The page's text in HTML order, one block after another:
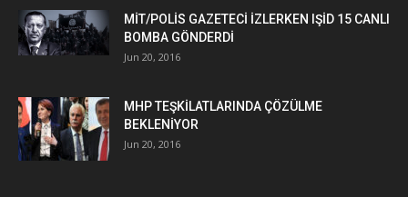
MİT/POLİS GAZETECİ İZLERKEN IŞİD 15 CANLI
BOMBA GÖNDERDİ
Jun 20, 2016
MHP TEŞKİLATLARINDA ÇÖZÜLME
BEKLENİYOR
Jun 20, 2016